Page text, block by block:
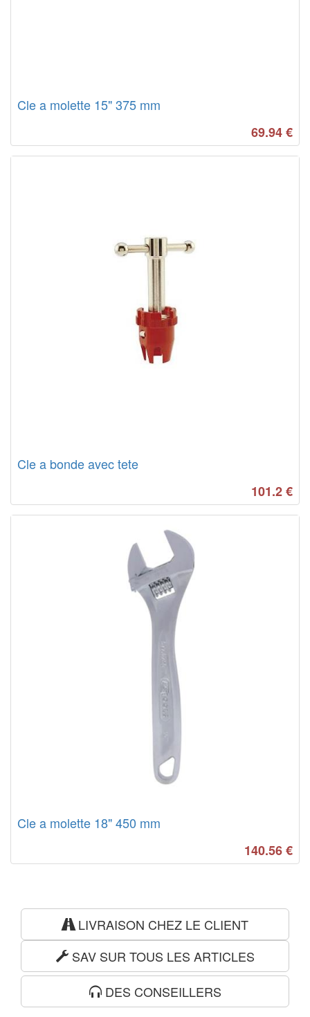
Cle a molette 15" 375 mm
69.94€
Cle a bonde avec tete
101.2€
Cle a molette 18" 450 mm
140.56€
LIVRAISON CHEZ LE CLIENT
SAV SUR TOUS LES ARTICLES
DES CONSEILLERS